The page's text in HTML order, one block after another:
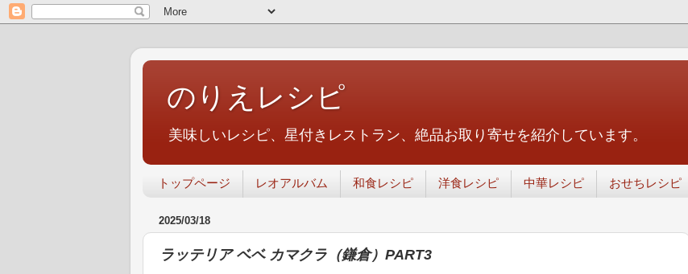
のりえレシピ
美味しいレシピ、星付きレストラン、絶品お取り寄せを紹介しています。
トップページ レオアルバム 和食レシピ 洋食レシピ 中華レシピ おせちレシピ
2025/03/18
ラッテリア ベベ カマクラ（鎌倉）PART3